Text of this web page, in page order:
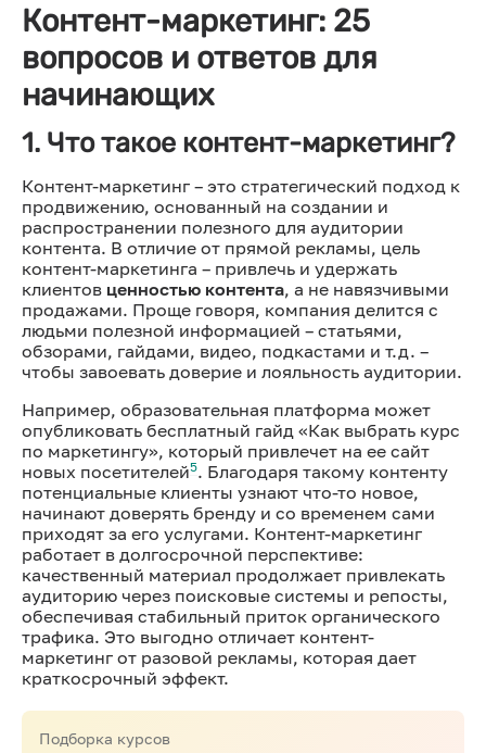
Контент-маркетинг: 25
вопросов и ответов для
начинающих
1. Что такое контент-маркетинг?
Контент-маркетинг – это стратегический подход к
продвижению, основанный на создании и
распространении полезного для аудитории
контента. В отличие от прямой рекламы, цель
контент-маркетинга – привлечь и удержать
клиентов ценностью контента, а не навязчивыми
продажами. Проще говоря, компания делится с
людьми полезной информацией – статьями,
обзорами, гайдами, видео, подкастами и т.д. –
чтобы завоевать доверие и лояльность аудитории.
Например, образовательная платформа может
опубликовать бесплатный гайд «Как выбрать курс
по маркетингу», который привлечет на ее сайт
новых посетителей5. Благодаря такому контенту
потенциальные клиенты узнают что-то новое,
начинают доверять бренду и со временем сами
приходят за его услугами. Контент-маркетинг
работает в долгосрочной перспективе:
качественный материал продолжает привлекать
аудиторию через поисковые системы и репосты,
обеспечивая стабильный приток органического
трафика. Это выгодно отличает контент-
маркетинг от разовой рекламы, которая дает
краткосрочный эффект.
Подборка курсов